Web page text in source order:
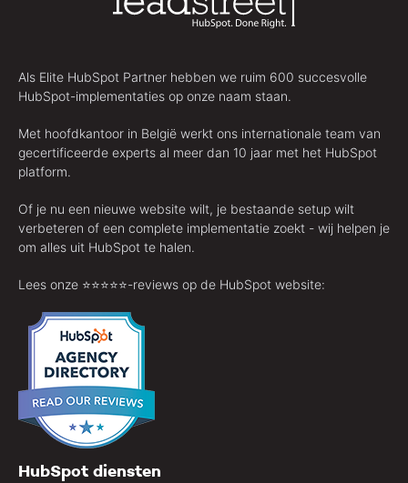
Als Elite HubSpot Partner hebben we ruim 600 succesvolle
HubSpot-implementaties op onze naam staan.
Met hoofdkantoor in België werkt ons internationale team van
gecertificeerde experts al meer dan 10 jaar met het HubSpot
platform.
Of je nu een nieuwe website wilt, je bestaande setup wilt
verbeteren of een complete implementatie zoekt - wij helpen je
om alles uit HubSpot te halen.
Lees onze ⭐️⭐️⭐️⭐️⭐️-reviews op de HubSpot website:
HubSpot diensten